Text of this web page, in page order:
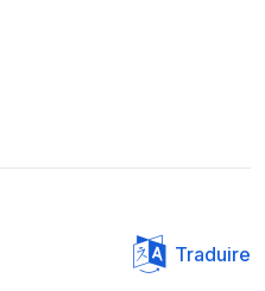
Traduire